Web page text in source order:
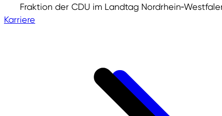
Karriere
Fraktion der CDU im Landtag